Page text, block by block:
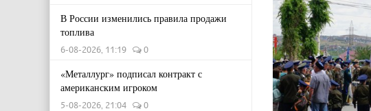
В России изменились правила продажи
топлива
6-08-2026, 11:19 0
«Металлург» подписал контракт с
американским игроком
5-08-2026, 21:04 0